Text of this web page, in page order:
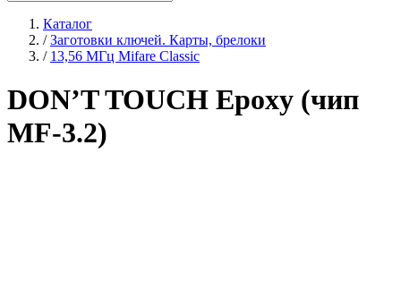
Каталог
/ Заготовки ключей. Карты, брелоки
/ 13,56 МГц Mifare Classic
DON’T TOUCH Epoxy (чип
MF-3.2)